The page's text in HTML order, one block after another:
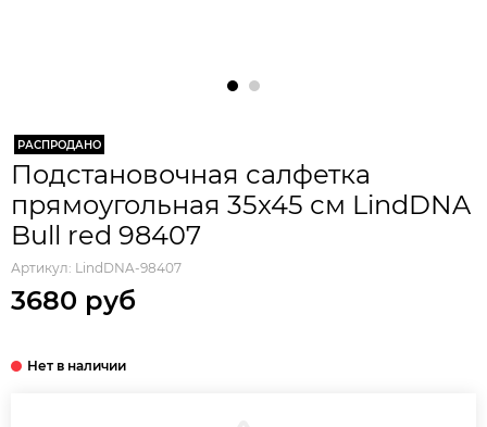
РАСПРОДАНО
Подстановочная салфетка
прямоугольная 35x45 см LindDNA
Bull red 98407
Артикул: LindDNA-98407
3680 руб